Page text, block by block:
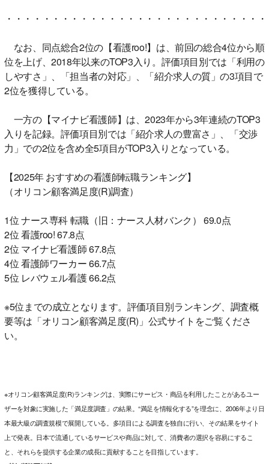
・・・・・・・・・・・・・・・・・・・・・・・・・・・
なお、同点総合2位の【看護roo!】は、前回の総合4位から順
位を上げ、2018年以来のTOP3入り。評価項目別では「利用の
しやすさ」、「担当者の対応」、「紹介求人の質」の3項目で
2位を獲得している。
一方の【マイナビ看護師】は、2023年から3年連続のTOP3
入りを記録。評価項目別では「紹介求人の豊富さ」、「交渉
力」での2位を含め全5項目がTOP3入りとなっている。
【2025年 おすすめの看護師転職ランキング】
（オリコン顧客満足度(R)調査）
1位 ナース専科 転職（旧：ナース人材バンク） 69.0点
2位 看護roo! 67.8点
2位 マイナビ看護師 67.8点
4位 看護師ワーカー 66.7点
5位 レバウェル看護 66.2点
※5位までの成立となります。評価項目別ランキング、調査概
要等は「オリコン顧客満足度(R)」公式サイトをご覧くださ
い。
※オリコン顧客満足度(R)ランキングは、実際にサービス・商品を利用したことがあるユー
ザーを対象に実施した「満足度調査」の結果。“満足を情報化する”を理念に、2006年より日
本最大級の調査規模で展開している。多項目による調査を独自に行い、その結果をサイト
上で発表。日本で流通しているサービスや商品に対して、消費者の選択を容易にするこ
と、それらを提供する企業の成長に貢献することを目指しています。